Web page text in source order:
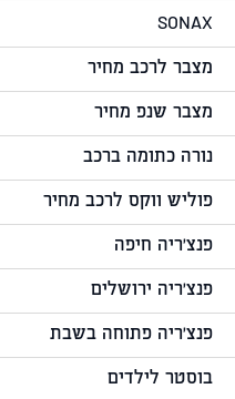
SONAX
מצבר לרכב מחיר
מצבר שנפ מחיר
נורה כתומה ברכב
פוליש ווקס לרכב מחיר
פנצ'ריה חיפה
פנצ'ריה ירושלים
פנצ'ריה פתוחה בשבת
בוסטר לילדים